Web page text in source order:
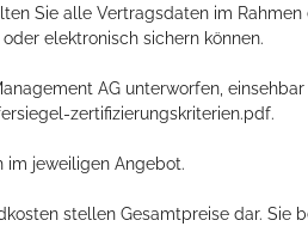
Sie alle Vertragsdaten im
elektronisch sichern können.
AG unterworfen, einsehbar
zertifizierungskriterien.pdf.
im jeweiligen Angebot.
stellen Gesamtpreise dar. Sie